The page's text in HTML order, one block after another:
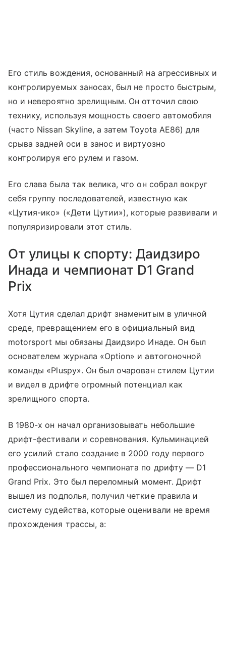
Его стиль вождения, основанный на агрессивных и
контролируемых заносах, был не просто быстрым,
но и невероятно зрелищным. Он отточил свою
технику, используя мощность своего автомобиля
(часто Nissan Skyline, а затем Toyota AE86) для
срыва задней оси в занос и виртуозно
контролируя его рулем и газом.
Его слава была так велика, что он собрал вокруг
себя группу последователей, известную как
«Цутия-ико» («Дети Цутии»), которые развивали и
популяризировали этот стиль.
От улицы к спорту: Даидзиро
Инада и чемпионат D1 Grand
Prix
Хотя Цутия сделал дрифт знаменитым в уличной
среде, превращением его в официальный вид
motorsport мы обязаны Даидзиро Инаде. Он был
основателем журнала «Option» и автогоночной
команды «Pluspy». Он был очарован стилем Цутии
и видел в дрифте огромный потенциал как
зрелищного спорта.
В 1980-х он начал организовывать небольшие
дрифт-фестивали и соревнования. Кульминацией
его усилий стало создание в 2000 году первого
профессионального чемпионата по дрифту — D1
Grand Prix. Это был переломный момент. Дрифт
вышел из подполья, получил четкие правила и
систему судейства, которые оценивали не время
прохождения трассы, а: